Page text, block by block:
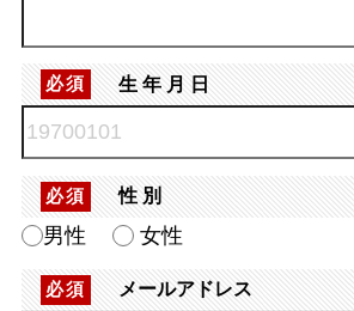
必須 生年月日
必須 性別
男性 女性
必須 メールアドレス